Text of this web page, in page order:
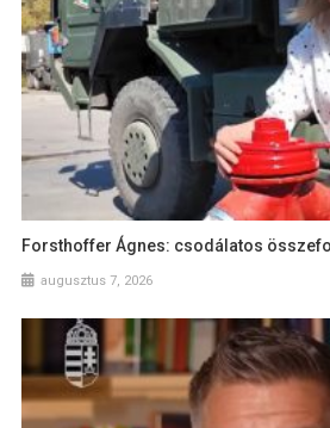
Forsthoffer Ágnes: csodálatos
augusztus 7, 2026